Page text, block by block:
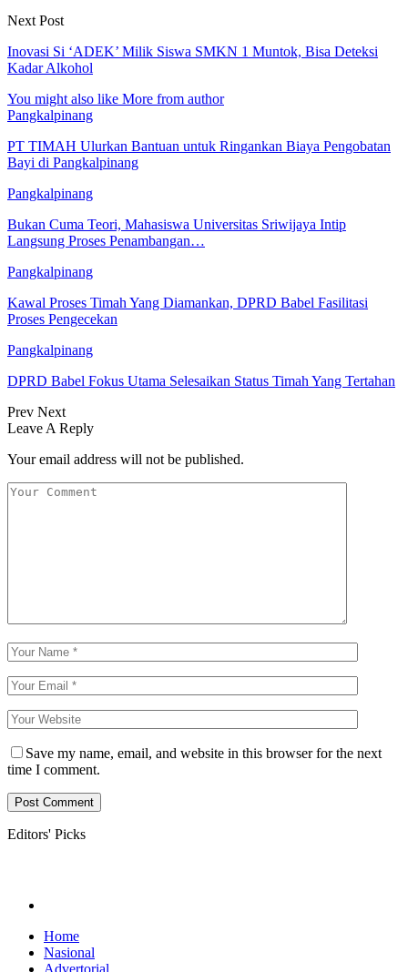
Next Post
Inovasi Si ‘ADEK’ Milik Siswa SMKN 1 Muntok, Bisa Deteksi
Kadar Alkohol
You might also like More from author
Pangkalpinang
PT TIMAH Ulurkan Bantuan untuk Ringankan Biaya Pengobatan
Bayi di Pangkalpinang
Pangkalpinang
Bukan Cuma Teori, Mahasiswa Universitas Sriwijaya Intip
Langsung Proses Penambangan…
Pangkalpinang
Kawal Proses Timah Yang Diamankan, DPRD Babel Fasilitasi
Proses Pengecekan
Pangkalpinang
DPRD Babel Fokus Utama Selesaikan Status Timah Yang Tertahan
Prev Next
Leave A Reply
Your email address will not be published.
Save my name, email, and website in this browser for the next
time I comment.
Editors' Picks
Home
Nasional